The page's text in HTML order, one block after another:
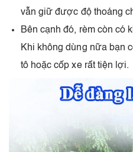
vẫn giữ được độ thoáng
Bên cạnh đó, rèm còn có
Khi không dùng nữa bạn
tô hoặc cốp xe rất tiện lợi.